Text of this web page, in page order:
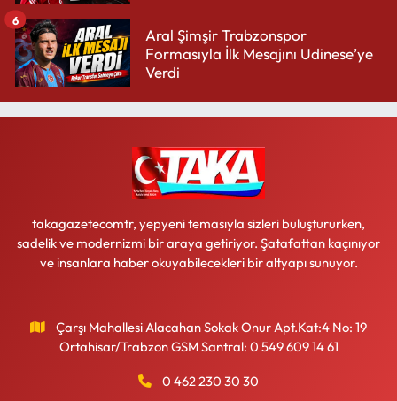
Aral Şimşir Trabzonspor
Formasıyla İlk Mesajını Udinese’ye
Verdi
6
takagazetecomtr, yepyeni temasıyla sizleri buluştururken,
sadelik ve modernizmi bir araya getiriyor. Şatafattan kaçınıyor
ve insanlara haber okuyabilecekleri bir altyapı sunuyor.
Çarşı Mahallesi Alacahan Sokak Onur Apt.Kat:4 No: 19
Ortahisar/Trabzon GSM Santral: 0 549 609 14 61
0 462 230 30 30